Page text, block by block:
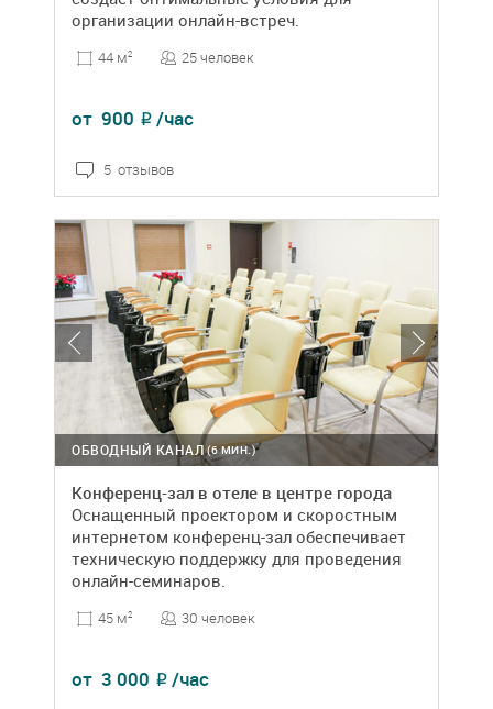
организации онлайн-встреч.
44 м2 25 человек
от 900 ₽ /час
5 отзывов
(6 МИН.)
ОБВОДНЫЙ КАНАЛ
Конференц-зал в отеле в центре города
Оснащенный проектором и скоростным
интернетом конференц-зал обеспечивает
техническую поддержку для проведения
онлайн-семинаров.
45 м2 30 человек
от 3 000 ₽ /час